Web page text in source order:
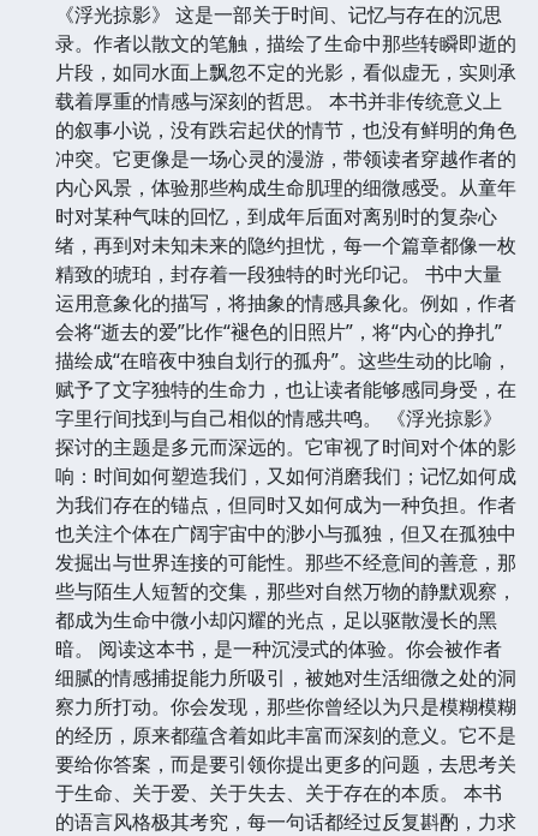
《浮光掠影》 这是一部关于时间、记忆与存在的沉思
录。作者以散文的笔触，描绘了生命中那些转瞬即逝的
片段，如同水面上飘忽不定的光影，看似虚无，实则承
载着厚重的情感与深刻的哲思。 本书并非传统意义上
的叙事小说，没有跌宕起伏的情节，也没有鲜明的角色
冲突。它更像是一场心灵的漫游，带领读者穿越作者的
内心风景，体验那些构成生命肌理的细微感受。从童年
时对某种气味的回忆，到成年后面对离别时的复杂心
绪，再到对未知未来的隐约担忧，每一个篇章都像一枚
精致的琥珀，封存着一段独特的时光印记。 书中大量
运用意象化的描写，将抽象的情感具象化。例如，作者
会将“逝去的爱”比作“褪色的旧照片”，将“内心的挣扎”
描绘成“在暗夜中独自划行的孤舟”。这些生动的比喻，
赋予了文字独特的生命力，也让读者能够感同身受，在
字里行间找到与自己相似的情感共鸣。 《浮光掠影》
探讨的主题是多元而深远的。它审视了时间对个体的影
响：时间如何塑造我们，又如何消磨我们；记忆如何成
为我们存在的锚点，但同时又如何成为一种负担。作者
也关注个体在广阔宇宙中的渺小与孤独，但又在孤独中
发掘出与世界连接的可能性。那些不经意间的善意，那
些与陌生人短暂的交集，那些对自然万物的静默观察，
都成为生命中微小却闪耀的光点，足以驱散漫长的黑
暗。 阅读这本书，是一种沉浸式的体验。你会被作者
细腻的情感捕捉能力所吸引，被她对生活细微之处的洞
察力所打动。你会发现，那些你曾经以为只是模糊模糊
的经历，原来都蕴含着如此丰富而深刻的意义。它不是
要给你答案，而是要引领你提出更多的问题，去思考关
于生命、关于爱、关于失去、关于存在的本质。 本书
的语言风格极其考究，每一句话都经过反复斟酌，力求